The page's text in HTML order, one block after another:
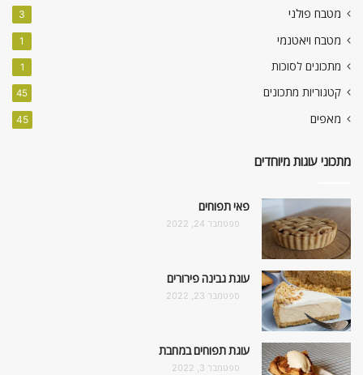
מטבח פולני 3
מטבח ויאטנמי 1
מתכונים לסוכות 1
קטגוריות מתכונים 45
מאפים 45
מתכוני עוגות מיוחדים
פאי תפוחים
ספטמבר 24, 2022
עוגת גבינה פירורים
ספטמבר 23, 2022
עוגת תפוחים במחבת
ספטמבר 3, 2022